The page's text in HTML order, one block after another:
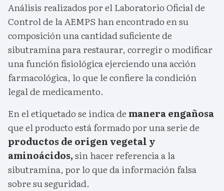
Análisis realizados por el Laboratorio Oficial de
Control de la AEMPS han encontrado en su
composición una cantidad suficiente de
sibutramina para restaurar, corregir o modificar
una función fisiológica ejerciendo una acción
farmacológica, lo que le confiere la condición
legal de medicamento.
En el etiquetado se indica de manera engañosa
que el producto está formado por una serie de
productos de origen vegetal y
aminoácidos,sin hacer referencia a la
sibutramina, por lo que da información falsa
sobre su seguridad.